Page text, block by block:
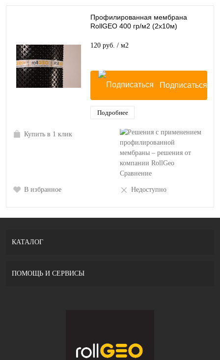
Профилированная мембрана
RollGEO 400 гр/м2 (2х10м)
120 руб. / м2
Подписаться
Подробнее
Купить в 1 клик
Сравнение
В избранное Недоступно
КАТАЛОГ
ПОМОЩЬ И СЕРВИСЫ